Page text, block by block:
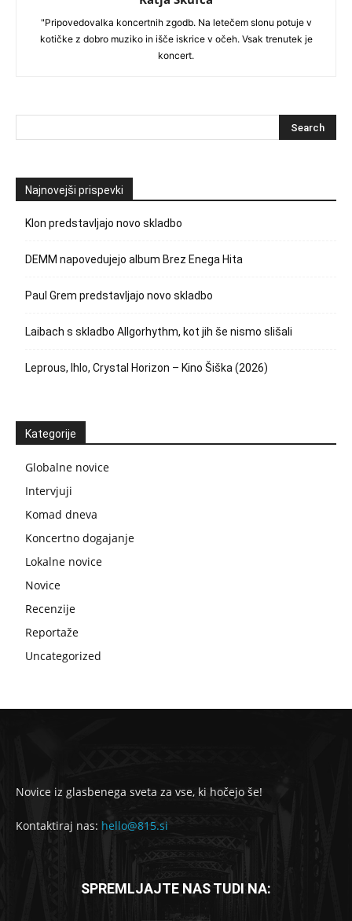
"Pripovedovalka koncertnih zgodb. Na letečem slonu potuje v
kotičke z dobro muziko in išče iskrice v očeh. Vsak trenutek je
koncert.
Najnovejši prispevki
Klon predstavljajo novo skladbo
DEMM napovedujejo album Brez Enega Hita
Paul Grem predstavljajo novo skladbo
Laibach s skladbo Allgorhythm, kot jih še nismo slišali
Leprous, Ihlo, Crystal Horizon – Kino Šiška (2026)
Kategorije
Globalne novice
Intervjuji
Komad dneva
Koncertno dogajanje
Lokalne novice
Novice
Recenzije
Reportaže
Uncategorized
Novice iz glasbenega sveta za vse, ki hočejo še!
Kontaktiraj nas: hello@815.si
SPREMLJAJTE NAS TUDI NA: